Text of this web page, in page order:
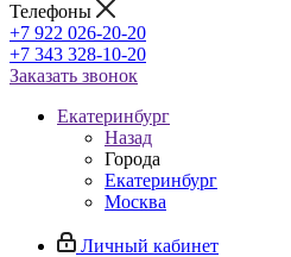
Телефоны
+7 922 026-20-20
+7 343 328-10-20
Заказать звонок
Екатеринбург
Назад
Города
Екатеринбург
Москва
Личный кабинет